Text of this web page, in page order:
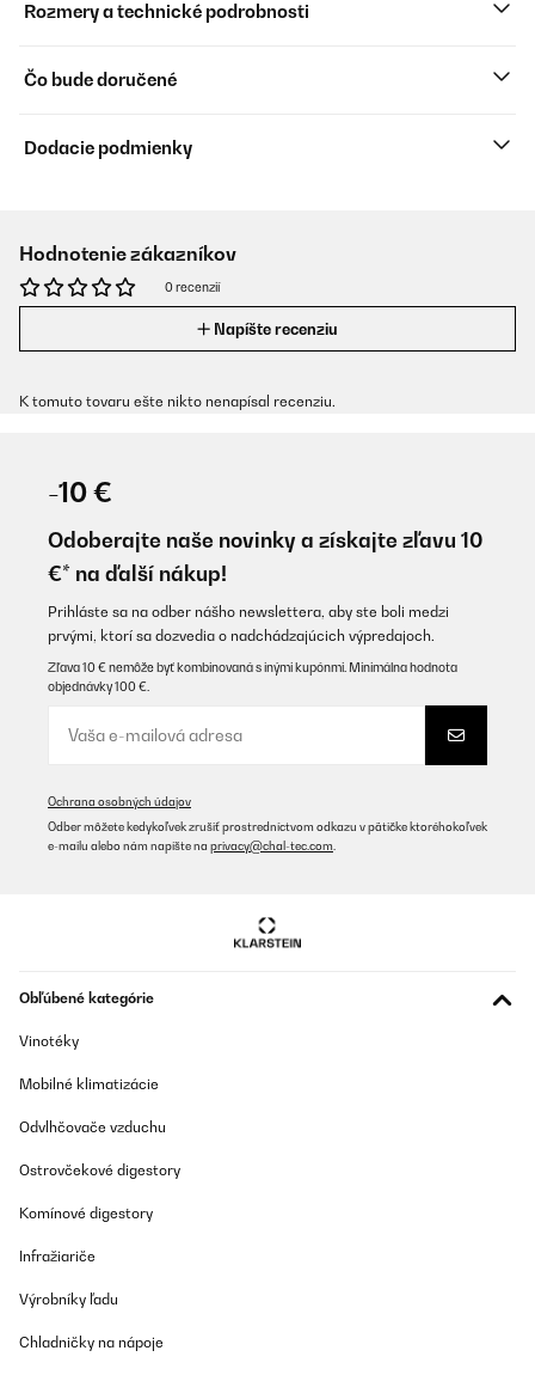
Rozmery a technické podrobnosti
Čo bude doručené
Dodacie podmienky
Hodnotenie zákazníkov
0 recenzií
Napíšte recenziu
K tomuto tovaru ešte nikto nenapísal recenziu.
-10 €
Odoberajte naše novinky a získajte zľavu 10
€* na ďalší nákup!
Prihláste sa na odber nášho newslettera, aby ste boli medzi
prvými, ktorí sa dozvedia o nadchádzajúcich výpredajoch.
Zľava 10 € nemôže byť kombinovaná s inými kupónmi. Minimálna hodnota
objednávky 100 €.
Ochrana osobných údajov
Odber môžete kedykoľvek zrušiť prostredníctvom odkazu v pätičke ktoréhokoľvek
e-mailu alebo nám napíšte na privacy@chal-tec.com
Obľúbené kategórie
Vinotéky
Mobilné klimatizácie
Odvlhčovače vzduchu
Ostrovčekové digestory
Komínové digestory
Infražiariče
Výrobníky ľadu
Chladničky na nápoje